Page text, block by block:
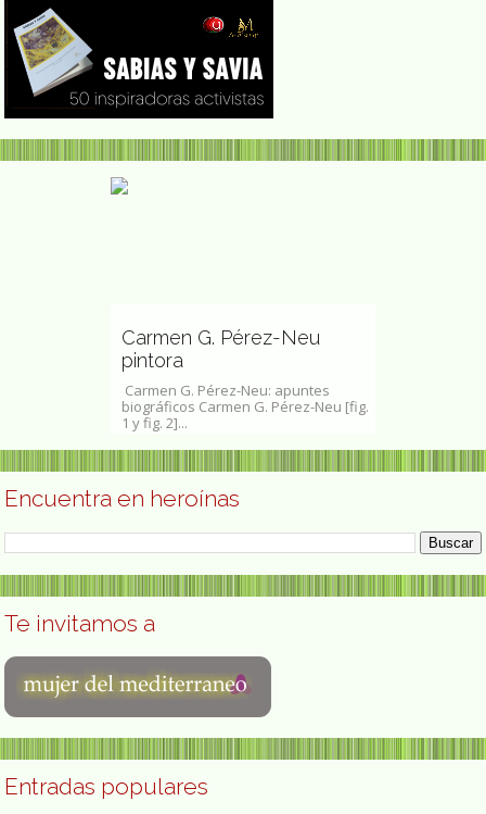
Carmen G. Pérez-Neu
pintora
Carmen G. Pérez-Neu: apuntes
biográficos Carmen G. Pérez-Neu [fig.
1 y fig. 2]...
Encuentra en heroínas
Te invitamos a
Entradas populares